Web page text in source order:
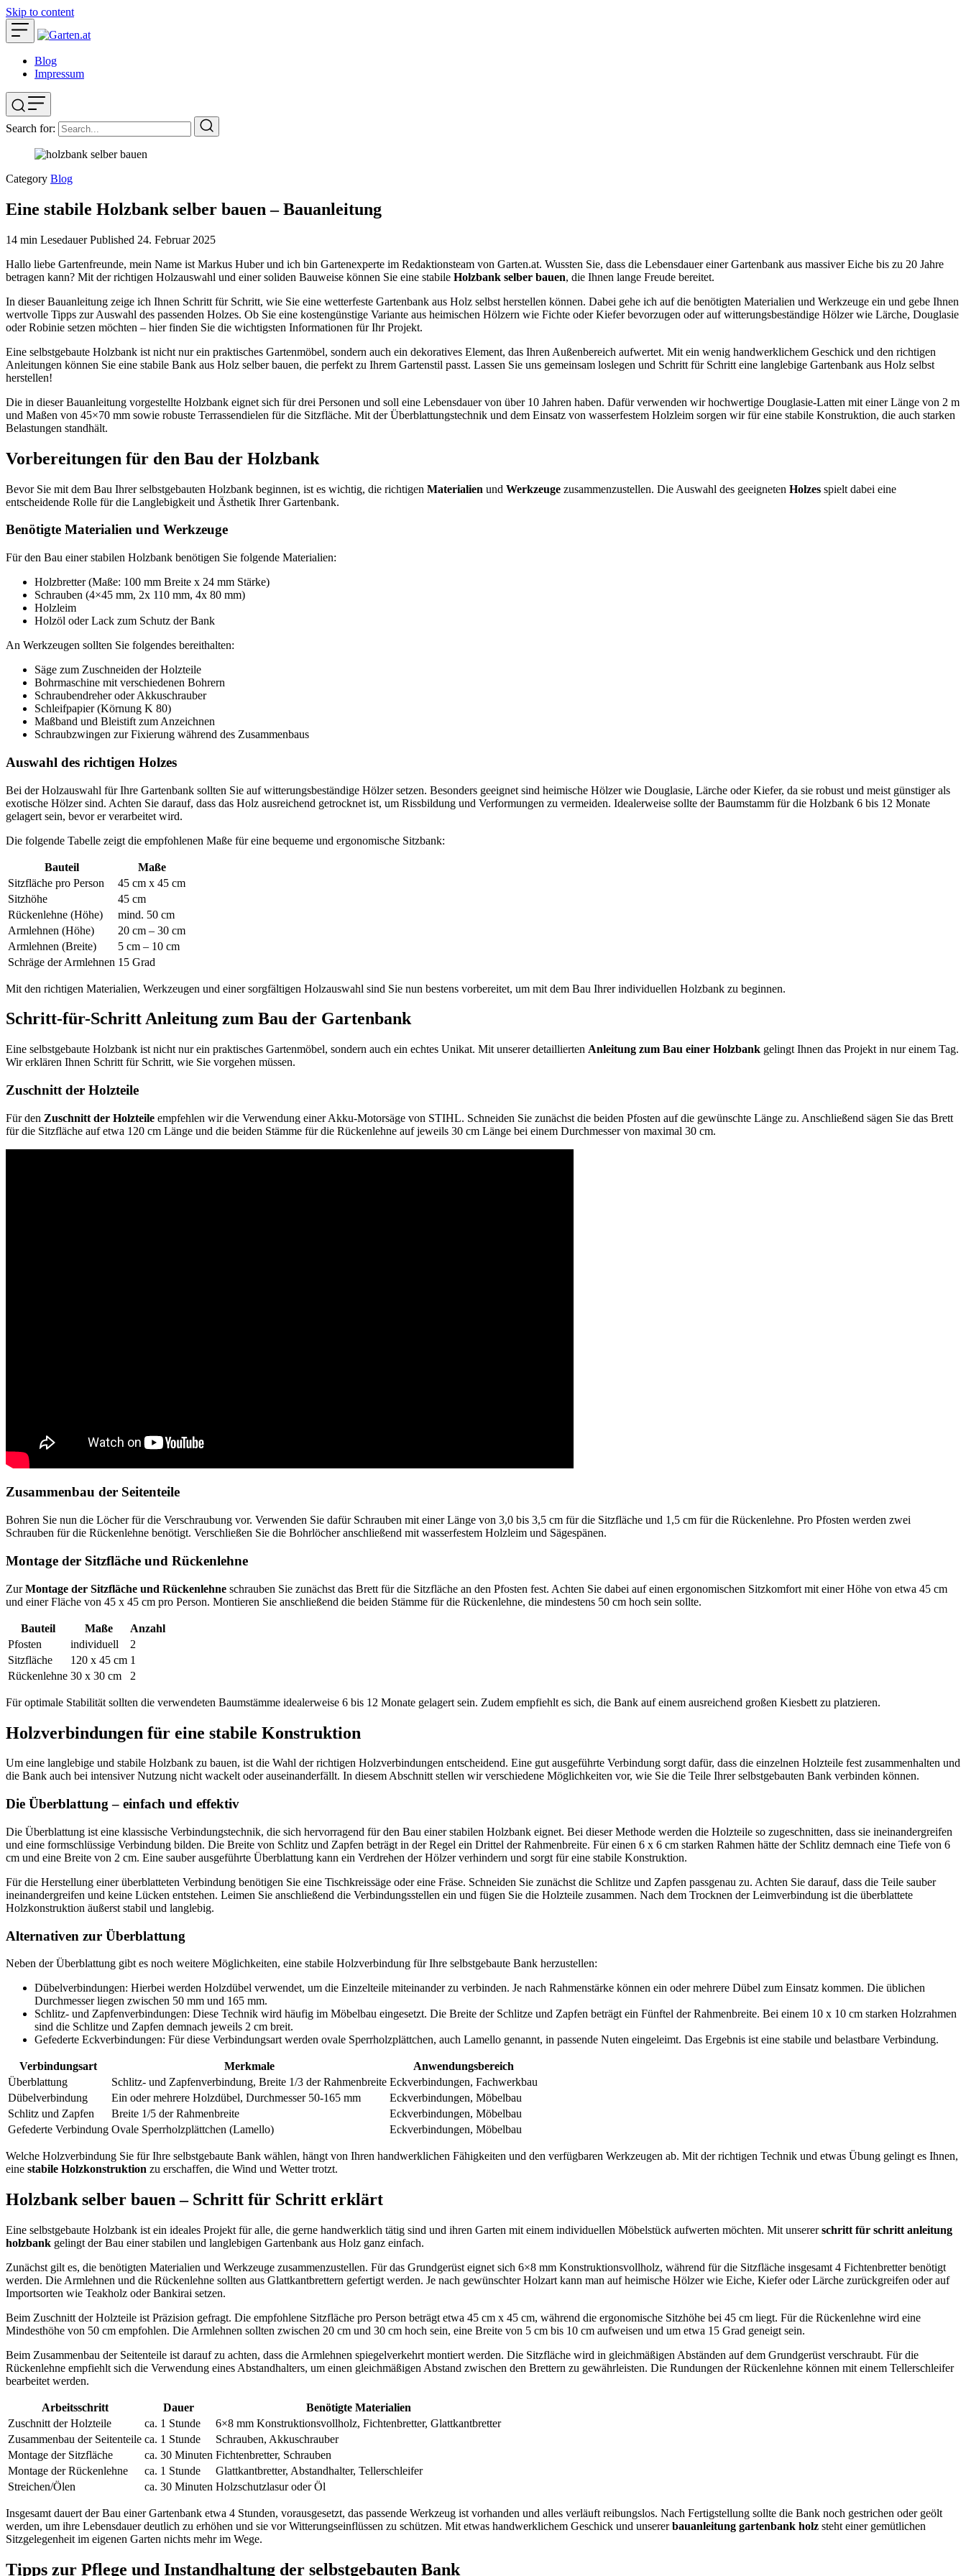
Skip to content
Blog
Impressum
Search for:
Category Blog
Eine stabile Holzbank selber bauen – Bauanleitung
14 min LesedauerPublished 24. Februar 2025
Hallo liebe Gartenfreunde, mein Name ist Markus Huber und ich bin Gartenexperte im Redaktionsteam von Garten.at. Wussten Sie, dass die Lebensdauer einer Gartenbank aus massiver Eiche bis zu 20 Jahre
betragen kann? Mit der richtigen Holzauswahl und einer soliden Bauweise können Sie eine stabile Holzbank selber bauen, die Ihnen lange Freude bereitet.
In dieser Bauanleitung zeige ich Ihnen Schritt für Schritt, wie Sie eine wetterfeste Gartenbank aus Holz selbst herstellen können. Dabei gehe ich auf die benötigten Materialien und Werkzeuge ein und gebe Ihnen
wertvolle Tipps zur Auswahl des passenden Holzes. Ob Sie eine kostengünstige Variante aus heimischen Hölzern wie Fichte oder Kiefer bevorzugen oder auf witterungsbeständige Hölzer wie Lärche, Douglasie
oder Robinie setzen möchten – hier finden Sie die wichtigsten Informationen für Ihr Projekt.
Eine selbstgebaute Holzbank ist nicht nur ein praktisches Gartenmöbel, sondern auch ein dekoratives Element, das Ihren Außenbereich aufwertet. Mit ein wenig handwerklichem Geschick und den richtigen
Anleitungen können Sie eine stabile Bank aus Holz selber bauen, die perfekt zu Ihrem Gartenstil passt. Lassen Sie uns gemeinsam loslegen und Schritt für Schritt eine langlebige Gartenbank aus Holz selbst
herstellen!
Die in dieser Bauanleitung vorgestellte Holzbank eignet sich für drei Personen und soll eine Lebensdauer von über 10 Jahren haben. Dafür verwenden wir hochwertige Douglasie-Latten mit einer Länge von 2 m
und Maßen von 45×70 mm sowie robuste Terrassendielen für die Sitzfläche. Mit der Überblattungstechnik und dem Einsatz von wasserfestem Holzleim sorgen wir für eine stabile Konstruktion, die auch starken
Belastungen standhält.
Vorbereitungen für den Bau der Holzbank
Bevor Sie mit dem Bau Ihrer selbstgebauten Holzbank beginnen, ist es wichtig, die richtigen Materialien und Werkzeuge zusammenzustellen. Die Auswahl des geeigneten Holzes spielt dabei eine
entscheidende Rolle für die Langlebigkeit und Ästhetik Ihrer Gartenbank.
Benötigte Materialien und Werkzeuge
Für den Bau einer stabilen Holzbank benötigen Sie folgende Materialien:
Holzbretter (Maße: 100 mm Breite x 24 mm Stärke)
Schrauben (4×45 mm, 2x 110 mm, 4x 80 mm)
Holzleim
Holzöl oder Lack zum Schutz der Bank
An Werkzeugen sollten Sie folgendes bereithalten:
Säge zum Zuschneiden der Holzteile
Bohrmaschine mit verschiedenen Bohrern
Schraubendreher oder Akkuschrauber
Schleifpapier (Körnung K 80)
Maßband und Bleistift zum Anzeichnen
Schraubzwingen zur Fixierung während des Zusammenbaus
Auswahl des richtigen Holzes
Bei der Holzauswahl für Ihre Gartenbank sollten Sie auf witterungsbeständige Hölzer setzen. Besonders geeignet sind heimische Hölzer wie Douglasie, Lärche oder Kiefer, da sie robust und meist günstiger als
exotische Hölzer sind. Achten Sie darauf, dass das Holz ausreichend getrocknet ist, um Rissbildung und Verformungen zu vermeiden. Idealerweise sollte der Baumstamm für die Holzbank 6 bis 12 Monate
gelagert sein, bevor er verarbeitet wird.
Die folgende Tabelle zeigt die empfohlenen Maße für eine bequeme und ergonomische Sitzbank:
Bauteil
Maße
Sitzfläche pro Person
45 cm x 45 cm
Sitzhöhe
45 cm
Rückenlehne (Höhe)
mind. 50 cm
Armlehnen (Höhe)
20 cm – 30 cm
Armlehnen (Breite)
5 cm – 10 cm
Schräge der Armlehnen 15 Grad
Mit den richtigen Materialien, Werkzeugen und einer sorgfältigen Holzauswahl sind Sie nun bestens vorbereitet, um mit dem Bau Ihrer individuellen Holzbank zu beginnen.
Schritt-für-Schritt Anleitung zum Bau der Gartenbank
Eine selbstgebaute Holzbank ist nicht nur ein praktisches Gartenmöbel, sondern auch ein echtes Unikat. Mit unserer detaillierten Anleitung zum Bau einer Holzbank gelingt Ihnen das Projekt in nur einem Tag.
Wir erklären Ihnen Schritt für Schritt, wie Sie vorgehen müssen.
Zuschnitt der Holzteile
Für den Zuschnitt der Holzteile empfehlen wir die Verwendung einer Akku-Motorsäge von STIHL. Schneiden Sie zunächst die beiden Pfosten auf die gewünschte Länge zu. Anschließend sägen Sie das Brett
für die Sitzfläche auf etwa 120 cm Länge und die beiden Stämme für die Rückenlehne auf jeweils 30 cm Länge bei einem Durchmesser von maximal 30 cm.
Zusammenbau der Seitenteile
Bohren Sie nun die Löcher für die Verschraubung vor. Verwenden Sie dafür Schrauben mit einer Länge von 3,0 bis 3,5 cm für die Sitzfläche und 1,5 cm für die Rückenlehne. Pro Pfosten werden zwei
Schrauben für die Rückenlehne benötigt. Verschließen Sie die Bohrlöcher anschließend mit wasserfestem Holzleim und Sägespänen.
Montage der Sitzfläche und Rückenlehne
ZurMontage der Sitzfläche und Rückenlehne schrauben Sie zunächst das Brett für die Sitzfläche an den Pfosten fest. Achten Sie dabei auf einen ergonomischen Sitzkomfort mit einer Höhe von etwa 45 cm
und einer Fläche von 45 x 45 cm pro Person. Montieren Sie anschließend die beiden Stämme für die Rückenlehne, die mindestens 50 cm hoch sein sollte.
Bauteil Maße
Anzahl
Pfosten
individuell
2
Sitzfläche
120 x 45 cm 1
Rückenlehne 30 x 30 cm 2
Für optimale Stabilität sollten die verwendeten Baumstämme idealerweise 6 bis 12 Monate gelagert sein. Zudem empfiehlt es sich, die Bank auf einem ausreichend großen Kiesbett zu platzieren.
Holzverbindungen für eine stabile Konstruktion
Um eine langlebige und stabile Holzbank zu bauen, ist die Wahl der richtigen Holzverbindungen entscheidend. Eine gut ausgeführte Verbindung sorgt dafür, dass die einzelnen Holzteile fest zusammenhalten und
die Bank auch bei intensiver Nutzung nicht wackelt oder auseinanderfällt. In diesem Abschnitt stellen wir verschiedene Möglichkeiten vor, wie Sie die Teile Ihrer selbstgebauten Bank verbinden können.
Die Überblattung – einfach und effektiv
Die Überblattung ist eine klassische Verbindungstechnik, die sich hervorragend für den Bau einer stabilen Holzbank eignet. Bei dieser Methode werden die Holzteile so zugeschnitten, dass sie ineinandergreifen
und eine formschlüssige Verbindung bilden. Die Breite von Schlitz und Zapfen beträgt in der Regel ein Drittel der Rahmenbreite. Für einen 6 x 6 cm starken Rahmen hätte der Schlitz demnach eine Tiefe von 6
cm und eine Breite von 2 cm. Eine sauber ausgeführte Überblattung kann ein Verdrehen der Hölzer verhindern und sorgt für eine stabile Konstruktion.
Für die Herstellung einer überblatteten Verbindung benötigen Sie eine Tischkreissäge oder eine Fräse. Schneiden Sie zunächst die Schlitze und Zapfen passgenau zu. Achten Sie darauf, dass die Teile sauber
ineinandergreifen und keine Lücken entstehen. Leimen Sie anschließend die Verbindungsstellen ein und fügen Sie die Holzteile zusammen. Nach dem Trocknen der Leimverbindung ist die überblattete
Holzkonstruktion äußerst stabil und langlebig.
Alternativen zur Überblattung
Neben der Überblattung gibt es noch weitere Möglichkeiten, eine stabile Holzverbindung für Ihre selbstgebaute Bank herzustellen:
Dübelverbindungen: Hierbei werden Holzdübel verwendet, um die Einzelteile miteinander zu verbinden. Je nach Rahmenstärke können ein oder mehrere Dübel zum Einsatz kommen. Die üblichen
Durchmesser liegen zwischen 50 mm und 165 mm.
Schlitz- und Zapfenverbindungen: Diese Technik wird häufig im Möbelbau eingesetzt. Die Breite der Schlitze und Zapfen beträgt ein Fünftel der Rahmenbreite. Bei einem 10 x 10 cm starken Holzrahmen
sind die Schlitze und Zapfen demnach jeweils 2 cm breit.
Gefederte Eckverbindungen: Für diese Verbindungsart werden ovale Sperrholzplättchen, auch Lamello genannt, in passende Nuten eingeleimt. Das Ergebnis ist eine stabile und belastbare Verbindung.
Verbindungsart Merkmale
Anwendungsbereich
Überblattung
Schlitz- und Zapfenverbindung, Breite 1/3 der Rahmenbreite Eckverbindungen, Fachwerkbau
Dübelverbindung
Ein oder mehrere Holzdübel, Durchmesser 50-165 mm
Eckverbindungen, Möbelbau
Schlitz und Zapfen
Breite 1/5 der Rahmenbreite
Eckverbindungen, Möbelbau
Gefederte Verbindung Ovale Sperrholzplättchen (Lamello) Eckverbindungen, Möbelbau
Welche Holzverbindung Sie für Ihre selbstgebaute Bank wählen, hängt von Ihren handwerklichen Fähigkeiten und den verfügbaren Werkzeugen ab. Mit der richtigen Technik und etwas Übung gelingt es Ihnen,
eine stabile Holzkonstruktion zu erschaffen, die Wind und Wetter trotzt.
Holzbank selber bauen – Schritt für Schritt erklärt
Eine selbstgebaute Holzbank ist ein ideales Projekt für alle, die gerne handwerklich tätig sind und ihren Garten mit einem individuellen Möbelstück aufwerten möchten. Mit unsererschritt für schritt anleitung
holzbank gelingt der Bau einer stabilen und langlebigen Gartenbank aus Holz ganz einfach.
Zunächst gilt es, die benötigten Materialien und Werkzeuge zusammenzustellen. Für das Grundgerüst eignet sich 6×8 mm Konstruktionsvollholz, während für die Sitzfläche insgesamt 4 Fichtenbretter benötigt
werden. Die Armlehnen und die Rückenlehne sollten aus Glattkantbrettern gefertigt werden. Je nach gewünschter Holzart kann man auf heimische Hölzer wie Eiche, Kiefer oder Lärche zurückgreifen oder auf
Importsorten wie Teakholz oder Bankirai setzen.
Beim Zuschnitt der Holzteile ist Präzision gefragt. Die empfohlene Sitzfläche pro Person beträgt etwa 45 cm x 45 cm, während die ergonomische Sitzhöhe bei 45 cm liegt. Für die Rückenlehne wird eine
Mindesthöhe von 50 cm empfohlen. Die Armlehnen sollten zwischen 20 cm und 30 cm hoch sein, eine Breite von 5 cm bis 10 cm aufweisen und um etwa 15 Grad geneigt sein.
Beim Zusammenbau der Seitenteile ist darauf zu achten, dass die Armlehnen spiegelverkehrt montiert werden. Die Sitzfläche wird in gleichmäßigen Abständen auf dem Grundgerüst verschraubt. Für die
Rückenlehne empfiehlt sich die Verwendung eines Abstandhalters, um einen gleichmäßigen Abstand zwischen den Brettern zu gewährleisten. Die Rundungen der Rückenlehne können mit einem Tellerschleifer
bearbeitet werden.
Arbeitsschritt Dauer
Benötigte Materialien
Zuschnitt der Holzteile
ca. 1 Stunde
6×8 mm Konstruktionsvollholz, Fichtenbretter, Glattkantbretter
Zusammenbau der Seitenteile ca. 1 Stunde
Schrauben, Akkuschrauber
Montage der Sitzfläche
ca. 30 Minuten Fichtenbretter, Schrauben
Montage der Rückenlehne
ca. 1 Stunde
Glattkantbretter, Abstandhalter, Tellerschleifer
Streichen/Ölen
ca. 30 Minuten Holzschutzlasur oder Öl
Insgesamt dauert der Bau einer Gartenbank etwa 4 Stunden, vorausgesetzt, das passende Werkzeug ist vorhanden und alles verläuft reibungslos. Nach Fertigstellung sollte die Bank noch gestrichen oder geölt
werden, um ihre Lebensdauer deutlich zu erhöhen und sie vor Witterungseinflüssen zu schützen. Mit etwas handwerklichem Geschick und unsererbauanleitung gartenbank holz steht einer gemütlichen
Sitzgelegenheit im eigenen Garten nichts mehr im Wege.
Tipps zur Pflege und Instandhaltung der selbstgebauten Bank